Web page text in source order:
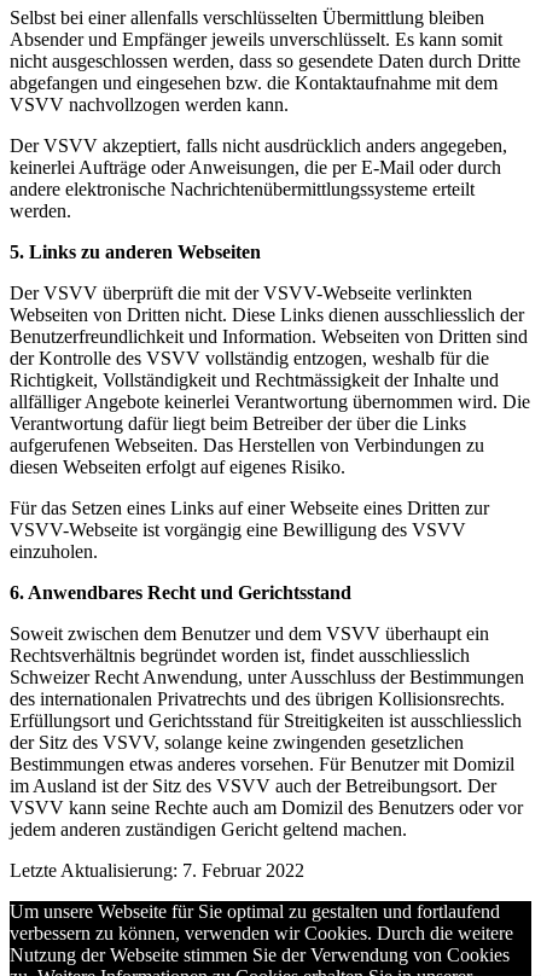
Selbst bei einer allenfalls verschlüsselten Übermittlung bleiben
Absender und Empfänger jeweils unverschlüsselt. Es kann somit
nicht ausgeschlossen werden, dass so gesendete Daten durch Dritte
abgefangen und eingesehen bzw. die Kontaktaufnahme mit dem
VSVV nachvollzogen werden kann.
Der VSVV akzeptiert, falls nicht ausdrücklich anders angegeben,
keinerlei Aufträge oder Anweisungen, die per E-Mail oder durch
andere elektronische Nachrichtenübermittlungssysteme erteilt
werden.
5. Links zu anderen Webseiten
Der VSVV überprüft die mit der VSVV-Webseite verlinkten
Webseiten von Dritten nicht. Diese Links dienen ausschliesslich der
Benutzerfreundlichkeit und Information. Webseiten von Dritten sind
der Kontrolle des VSVV vollständig entzogen, weshalb für die
Richtigkeit, Vollständigkeit und Rechtmässigkeit der Inhalte und
allfälliger Angebote keinerlei Verantwortung übernommen wird. Die
Verantwortung dafür liegt beim Betreiber der über die Links
aufgerufenen Webseiten. Das Herstellen von Verbindungen zu
diesen Webseiten erfolgt auf eigenes Risiko.
Für das Setzen eines Links auf einer Webseite eines Dritten zur
VSVV-Webseite ist vorgängig eine Bewilligung des VSVV
einzuholen.
6. Anwendbares Recht und Gerichtsstand
Soweit zwischen dem Benutzer und dem VSVV überhaupt ein
Rechtsverhältnis begründet worden ist, findet ausschliesslich
Schweizer Recht Anwendung, unter Ausschluss der Bestimmungen
des internationalen Privatrechts und des übrigen Kollisionsrechts.
Erfüllungsort und Gerichtsstand für Streitigkeiten ist ausschliesslich
der Sitz des VSVV, solange keine zwingenden gesetzlichen
Bestimmungen etwas anderes vorsehen. Für Benutzer mit Domizil
im Ausland ist der Sitz des VSVV auch der Betreibungsort. Der
VSVV kann seine Rechte auch am Domizil des Benutzers oder vor
jedem anderen zuständigen Gericht geltend machen.
Letzte Aktualisierung: 7. Februar 2022
Um unsere Webseite für Sie optimal zu gestalten und fortlaufend
verbessern zu können, verwenden wir Cookies. Durch die weitere
Nutzung der Webseite stimmen Sie der Verwendung von Cookies